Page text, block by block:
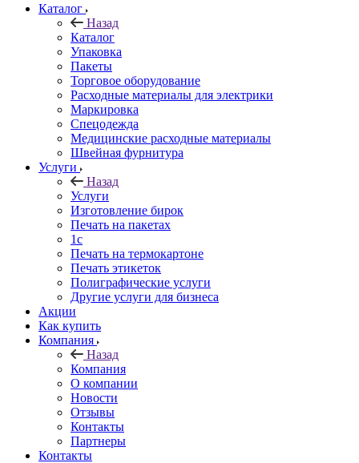
Каталог
Назад
Каталог
Упаковка
Пакеты
Торговое оборудование
Расходные материалы для электрики
Маркировка
Спецодежда
Медицинские расходные материалы
Швейная фурнитура
Услуги
Назад
Услуги
Изготовление бирок
Печать на пакетах
1c
Печать на термокартоне
Печать этикеток
Полиграфические услуги
Другие услуги для бизнеса
Акции
Как купить
Компания
Назад
Компания
О компании
Новости
Отзывы
Контакты
Партнеры
Контакты